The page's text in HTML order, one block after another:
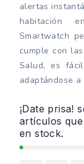
alertas
habitación
Smartwatch
cumple con
Salud, es
adaptándose a
¡Date prisa!
artículos
en stock.